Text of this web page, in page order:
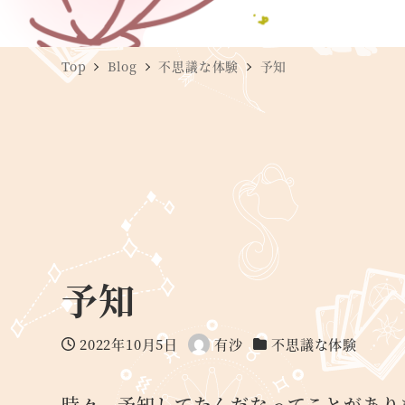
Top Blog 不思議な体験 予知
予知
投稿日
2022年10月5日
著
者
有沙
カテゴリー
不思議な体験